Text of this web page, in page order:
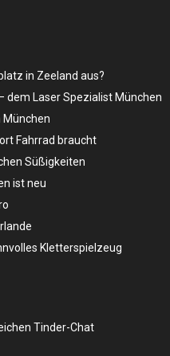
in Zeeland aus?
dem Laser Spezialist München
München
Fahrrad braucht
Süßigkeiten
ist neu
Kletterspielzeug
Tinder-Chat